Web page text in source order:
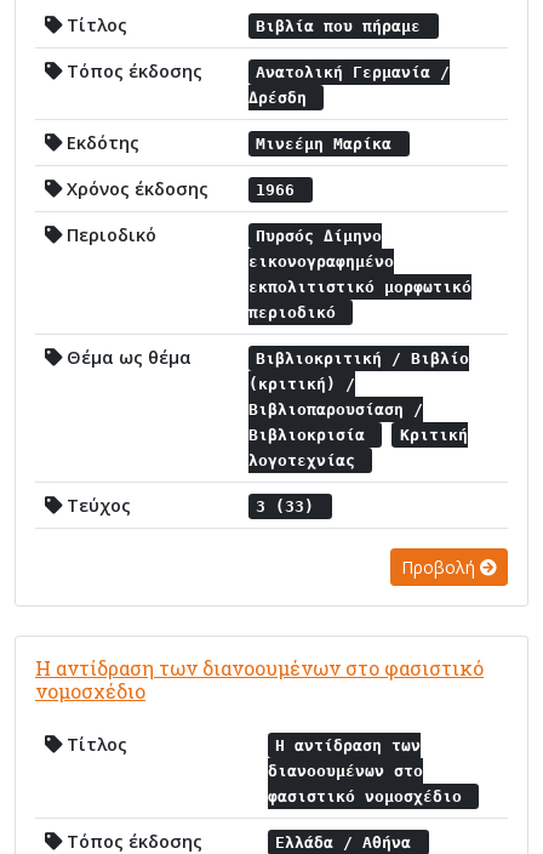
Τίτλος Βιβλία που πήραμε
Τόπος έκδοσης
Ανατολική Γερμανία /
Δρέσδη
Εκδότης Μινεέμη Μαρίκα
Χρόνος έκδοσης 1966
Περιοδικό
Πυρσός Δίμηνο
εικονογραφημένο
εκπολιτιστικό μορφωτικό
περιοδικό
Θέμα ως θέμα
Βιβλιοκριτική / Βιβλίο
(κριτική) /
Βιβλιοπαρουσίαση /
Βιβλιοκρισία
Κριτική
λογοτεχνίας
Τεύχος 3 (33)
Προβολή
Η αντίδραση των διανοουμένων στο φασιστικό
νομοσχέδιο
Τίτλος
Η αντίδραση των
διανοουμένων στο
φασιστικό νομοσχέδιο
Τόπος έκδοσης Ελλάδα / Αθήνα